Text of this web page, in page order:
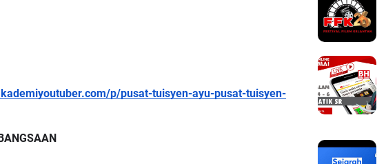
p/pusat-tuisyen-ayu-pusat-tuisyen-